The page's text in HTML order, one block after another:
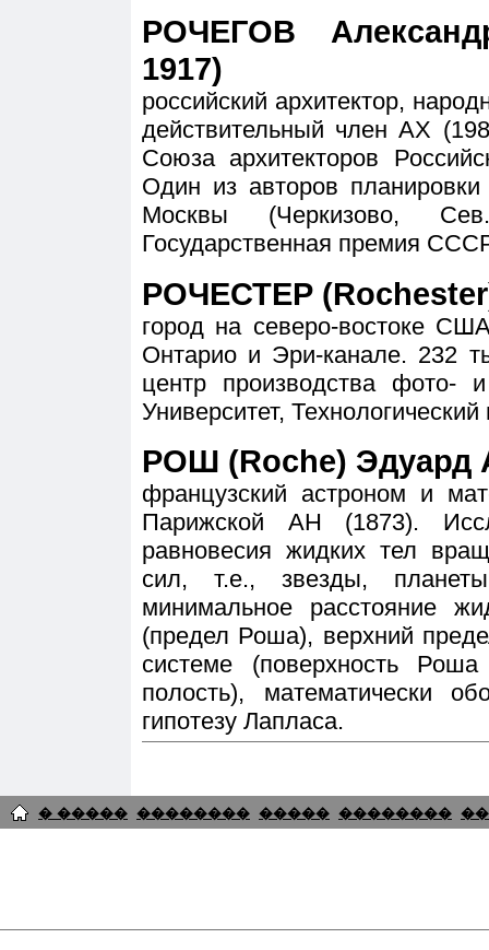
РОЧЕГОВ
1917)
российский архитектор,
действительный член АХ
Союза архитекторов
Один из авторов
Москвы (Черкизово,
Государственная премия
РОЧЕСТЕР
город на северо-востоке
Онтарио и Эри-канале. 232
центр производства фото-
Университет,
РОШ (Roche) Эдуард
французский астроном и
Парижской АН (1873).
равновесия жидких тел
сил, т.е., звезды,
минимальное расстояние
(предел Роша), верхний
системе (поверхность
полость), математически
гипотезу Лапласа.
� ����� �������� ����� ��������